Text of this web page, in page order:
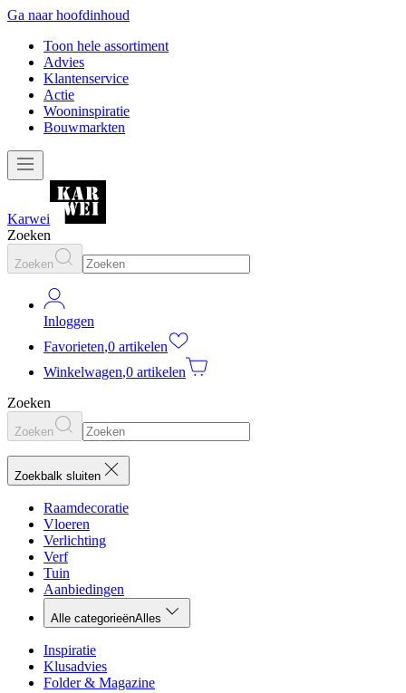
Ga naar hoofdinhoud
Toon hele assortiment
Advies
Klantenservice
Actie
Wooninspiratie
Bouwmarkten
Karwei
Zoeken
Zoeken
Inloggen
Favorieten,0 artikelen
Winkelwagen,0 artikelen
Zoeken
Zoeken
Zoekbalk sluiten
Raamdecoratie
Vloeren
Verlichting
Verf
Tuin
Aanbiedingen
Alle categorieënAlles
Inspiratie
Klusadvies
Folder & Magazine